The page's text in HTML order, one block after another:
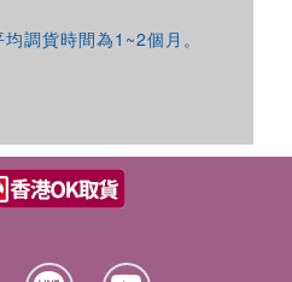
調貨時間為1~2個月。